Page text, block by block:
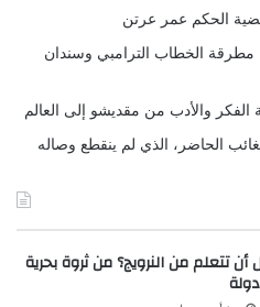
الحكم عمر عرتن
مطرقة الخطاب الترامبي وسندان
والأدب من مقديشو إلى العالم
الحاضر، الذي لم ينقطع وصاله
تتعلم من النرويج؟ من ثروة بحرية